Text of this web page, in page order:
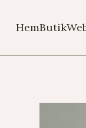
HemButik